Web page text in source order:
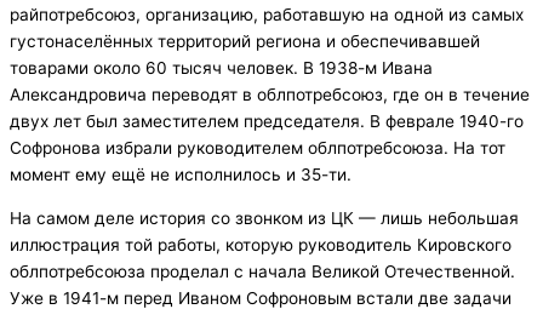
райпотребсоюз, организацию, работавшую на одной из самых
густонаселённых территорий региона и обеспечивавшей
товарами около 60 тысяч человек. В 1938-м Ивана
Александровича переводят в облпотребсоюз, где он в течение
двух лет был заместителем председателя. В феврале 1940-го
Софронова избрали руководителем облпотребсоюза. На тот
момент ему ещё не исполнилось и 35-ти.
На самом деле история со звонком из ЦК — лишь небольшая
иллюстрация той работы, которую руководитель Кировского
облпотребсоюза проделал с начала Великой Отечественной.
Уже в 1941-м перед Иваном Софроновым встали две задачи